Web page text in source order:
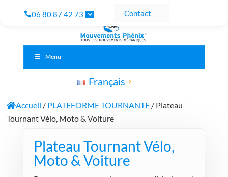
06 80 87 42 73 Contact
Menu
Français
Accueil / PLATEFORME TOURNANTE/ Plateau
Tournant Vélo, Moto & Voiture
Plateau Tournant Vélo,
Moto & Voiture